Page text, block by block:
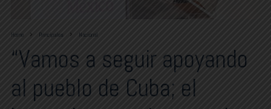
Home Principales Nacional
“Vamos a seguir apoyando
al pueblo de Cuba; el